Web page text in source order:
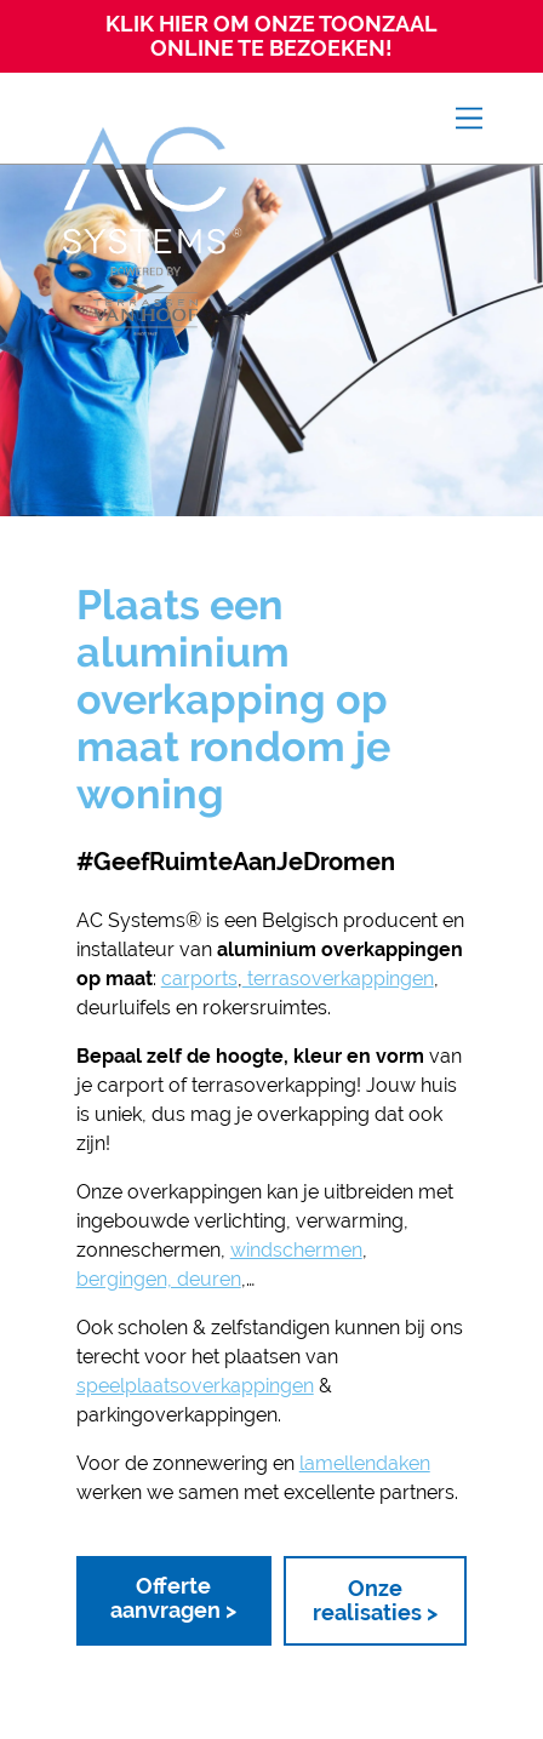
KLIK HIER OM ONZE TOONZAAL
ONLINE TE BEZOEKEN!
Plaats een
aluminium
overkapping op
maat rondom je
woning
#GeefRuimteAanJeDromen
AC Systems® is een Belgisch producent en
installateur van aluminium overkappingen
op maat: carports, terrasoverkappingen,
deurluifels en rokersruimtes.
Bepaal zelf de hoogte, kleur en vorm van
je carport of terrasoverkapping! Jouw huis
is uniek, dus mag je overkapping dat ook
zijn!
Onze overkappingen kan je uitbreiden met
ingebouwde verlichting, verwarming,
zonneschermen, windschermen,
bergingen, deuren,…
Ook scholen & zelfstandigen kunnen bij ons
terecht voor het plaatsen van
speelplaatsoverkappingen&
parkingoverkappingen.
Voor de zonnewering en lamellendaken
werken we samen met excellente partners.
Offerte
aanvragen >
Onze
realisaties >